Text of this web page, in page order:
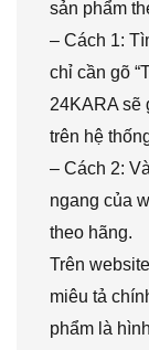
sản phẩm
– Cách 1:
chỉ cần gõ
24KARA sẽ
trên hệ
– Cách 2:
ngang của
theo hãng.
Trên
miêu tả
phẩm là